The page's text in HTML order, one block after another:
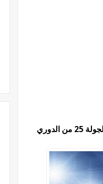
يخوض برشلونة مواجهة نارية مع مضيفه فالنسيا في ملعب الميستايا، في إطار منافسات الجولة 25 من الدوري